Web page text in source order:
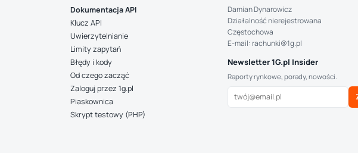
Dokumentacja API
Klucz API
Uwierzytelnianie
Limity zapytań
Błędy i kody
Od czego zacząć
Zaloguj przez 1g.pl
Piaskownica
Skrypt testowy (PHP)
Damian Dynarowicz
Działalność nierejestrowana
Częstochowa
E-mail: rachunki@1g.pl
Newsletter 1G.pl Insider
Raporty rynkowe, porady, nowości.